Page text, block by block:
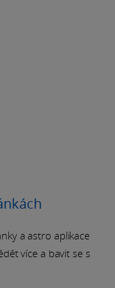
a astro aplikace
více a bavit se s